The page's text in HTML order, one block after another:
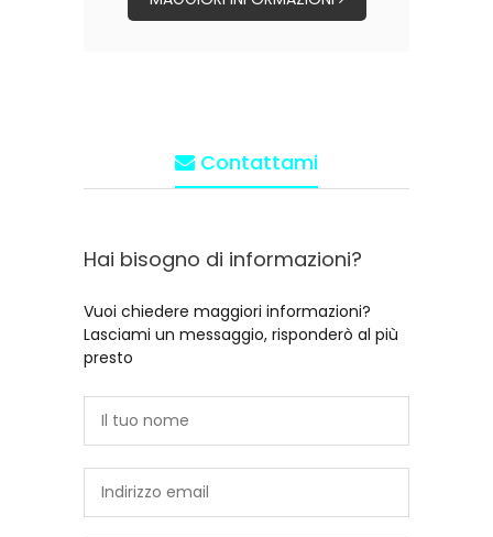
Contattami
Hai bisogno di informazioni?
Vuoi chiedere maggiori informazioni?
Lasciami un messaggio, risponderò al più
presto